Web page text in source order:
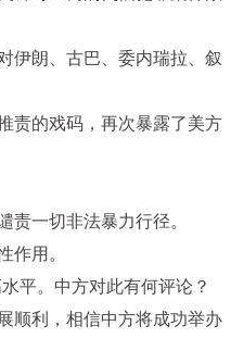
伊朗、古巴、委内瑞拉、叙
责的戏码，再次暴露了美方
一切非法暴力行径。
作用。
平。中方对此有何评论？
顺利，相信中方将成功举办